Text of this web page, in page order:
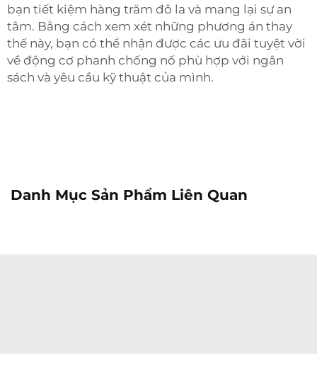
bạn tiết kiệm hàng trăm đô la và mang lại sự an
tâm. Bằng cách xem xét những phương án thay
thế này, bạn có thể nhận được các ưu đãi tuyệt vời
về động cơ phanh chống nổ phù hợp với ngân
sách và yêu cầu kỹ thuật của mình.
Danh Mục Sản Phẩm Liên Quan